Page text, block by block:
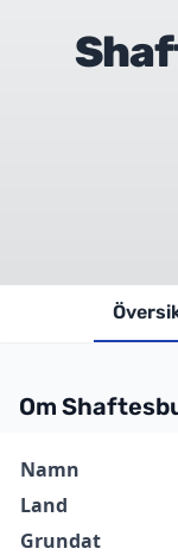
Om
Information
Namn
Land
Grundat